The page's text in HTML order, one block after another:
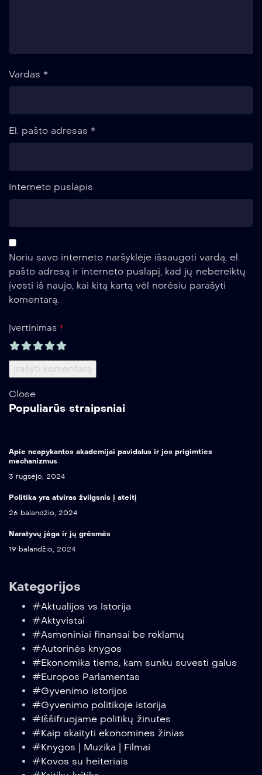
Vardas *
El. pašto adresas *
Interneto puslapis
Noriu savo interneto naršyklėje išsaugoti vardą, el.
pašto adresą ir interneto puslapį, kad jų nebereiktų
įvesti iš naujo, kai kitą kartą vėl norėsiu parašyti
komentarą.
Įvertinimas *
Close
Populiarūs straipsniai
Apie neapykantos akademijai pavidalus ir jos prigimties
mechanizmus
3 rugsėjo, 2024
Politika yra atviras žvilgsnis į ateitį
26 balandžio, 2024
Naratyvų jėga ir jų grėsmės
19 balandžio, 2024
Kategorijos
#Aktualijos vs Istorija
#Aktyvistai
#Asmeniniai finansai be reklamų
#Autorinės knygos
#Ekonomika tiems, kam sunku suvesti galus
#Europos Parlamentas
#Gyvenimo istorijos
#Gyvenimo politikoje istorija
#Iššifruojame politikų žinutes
#Kaip skaityti ekonomines žinias
#Knygos | Muzika | Filmai
#Kovos su heiteriais